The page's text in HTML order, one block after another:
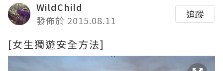
WildChild
發佈於 2015.08.11
追蹤
[女生獨遊安全方法]